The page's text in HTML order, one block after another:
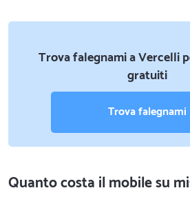
Trova falegnami a Vercelli
gratuiti
Trova falegnami
Quanto costa il mobile su